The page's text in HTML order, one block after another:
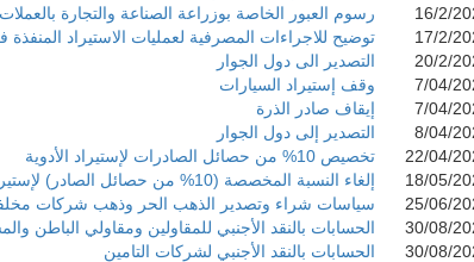
16/2/
رسوم العبور الخاصة بوزراعة الصناعة والتجارة بالعملات
17/2/
توضيح للاجراءات المصرفية لعمليات الاستيراد المنفذة في
20/2/
التصدير الى دول الجوار
7/04/
وقف إستيراد السيارات
7/04/
إيقاف صادر الذرة
8/04/
التصدير إلى دول الجوار
22/04/
تخصيص 10% من حصائل الصادرات لإستيراد الأدوية
18/05/
إلغاء النسبة المخصصة (10% من حصائل الصادر) لإستيراد الأدوية
25/06/
سياسات شراء وتصدير الذهب الحر وذهب شركات
30/08/
الحسابات بالنقد الأجنبي للمقاولين ومقاولي الباطن
30/08/
الحسابات بالنقد الأجنبي لشركات التامين